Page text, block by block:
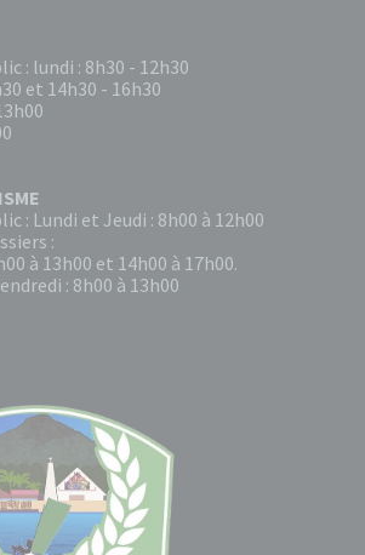
: lundi : 8h30 - 12h30
et 14h30 - 16h30
: Lundi et Jeudi : 8h00 à 12h00
:
à 13h00 et 14h00 à 17h00.
: 8h00 à 13h00